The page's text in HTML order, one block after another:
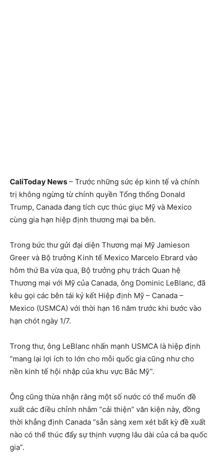
CaliToday News – Trước những sức ép kinh tế và chính
trị không ngừng từ chính quyền Tổng thống Donald
Trump, Canada đang tích cực thúc giục Mỹ và Mexico
cùng gia hạn hiệp định thương mại ba bên.
Trong bức thư gửi đại diện Thương mại Mỹ Jamieson
Greer và Bộ trưởng Kinh tế Mexico Marcelo Ebrard vào
hôm thứ Ba vừa qua, Bộ trưởng phụ trách Quan hệ
Thương mại với Mỹ của Canada, ông Dominic LeBlanc, đã
kêu gọi các bên tái ký kết Hiệp định Mỹ – Canada –
Mexico (USMCA) với thời hạn 16 năm trước khi bước vào
hạn chót ngày 1/7.
Trong thư, ông LeBlanc nhấn mạnh USMCA là hiệp định
“mang lại lợi ích to lớn cho mỗi quốc gia cũng như cho
nền kinh tế hội nhập của khu vực Bắc Mỹ”.
Ông cũng thừa nhận rằng một số nước có thể muốn đề
xuất các điều chỉnh nhằm “cải thiện” văn kiện này, đồng
thời khẳng định Canada “sẵn sàng xem xét bất kỳ đề xuất
nào có thể thúc đẩy sự thịnh vượng lâu dài của cả ba quốc
gia”.